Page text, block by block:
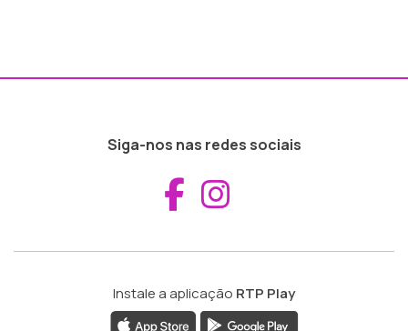
Siga-nos nas redes sociais
Aceder ao
Instale a aplicação RTP Play